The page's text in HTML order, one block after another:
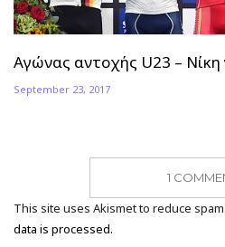
Αγώνας αντοχής U23 – Νίκη
September 23, 2017
1
This site uses Akismet to reduce spam.
data is processed.